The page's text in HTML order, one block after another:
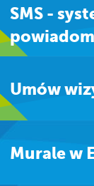
SMS - system
Umów
Murale w